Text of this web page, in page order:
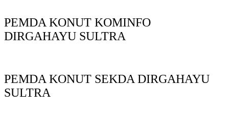
PEMDA KONUT KOMINFO
DIRGAHAYU SULTRA
PEMDA KONUT SEKDA DIRGAHAYU
SULTRA